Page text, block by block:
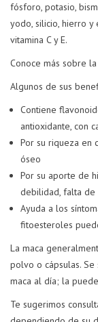
fósforo, potasio,
yodo, silicio, hierro y
vitamina C y E.
Conoce más sobre
Algunos de sus
Contiene
antioxidante, con
Por su riqueza en
óseo
Por su aporte de
debilidad, falta de
Ayuda a los
fitoesteroles
La maca
polvo o cápsulas.
maca al día; la
Te sugerimos